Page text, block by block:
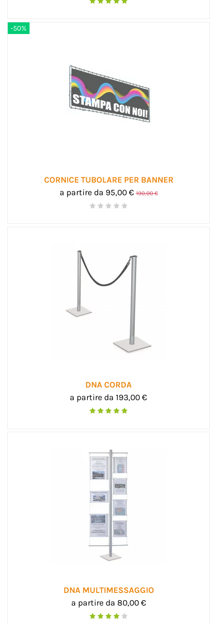
-50%
CORNICE TUBOLARE PER BANNER
a partire da 95,00 € 190,00 €
DNA CORDA
a partire da 193,00 €
DNA MULTIMESSAGGIO
a partire da 80,00 €